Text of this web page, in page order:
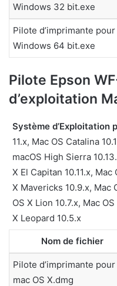
Windows 32 bit.exe
Pilote d’imprimante pour
Windows 64 bit.exe
Pilote Epson
d’exploitation
Système d’Exploitation
11.x, Mac OS Catalina
macOS High Sierra
X El Capitan 10.11.x,
X Mavericks 10.9.x, Mac
OS X Lion 10.7.x, Mac
X Leopard 10.5.x
Nom de fichier
Pilote d’imprimante pour
mac OS X.dmg